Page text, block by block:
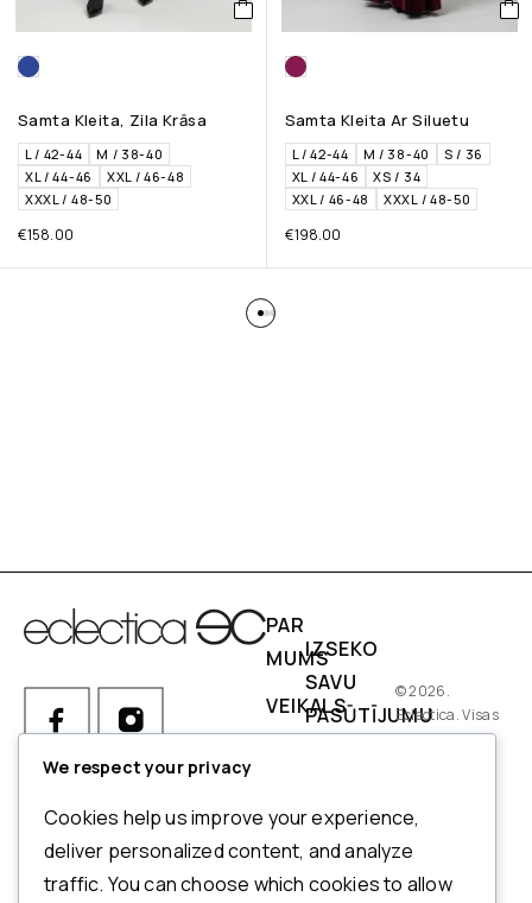
Samta Kleita, Zila Krāsa
L / 42-44
M / 38-40
XL / 44-46
XXL / 46-48
XXXL / 48-50
€158.00
Samta Kleita Ar Siluetu
L / 42-44 M / 38-40
S / 36
XL / 44-46
XS / 34
XXL / 46-48
XXXL / 48-50
€198.00
Ja Jums ir kādi jautājumi par
pasūtījumu, produktiem vai
mūsu pakalpojumiem,
lūdzu, sazinieties ar mūsu
PAR
MUMS
VEIKALS
IZSEKO
SAVU
PASŪTĪJUMU
NORĒĶINI
ATMAKSAS
© 2026.
Eclectica. Visas
tiesības
We respect your privacy
Cookies help us improve your experience,
deliver personalized content, and analyze
traffic. You can choose which cookies to allow